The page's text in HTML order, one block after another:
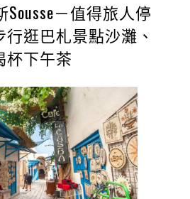
－值得旅人停
逛巴札景點沙灘、
杯下午茶